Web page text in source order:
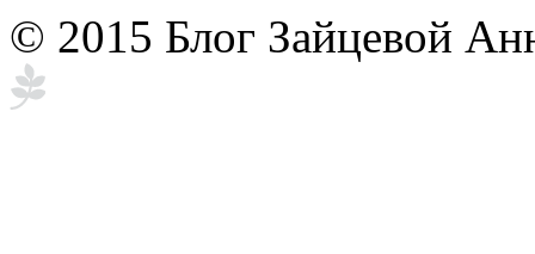
© 2015 Блог Зайцевой